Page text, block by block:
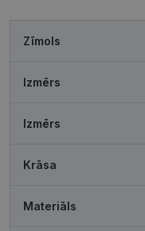
Zīmols
Izmērs
Izmērs
Krāsa
Materiāls